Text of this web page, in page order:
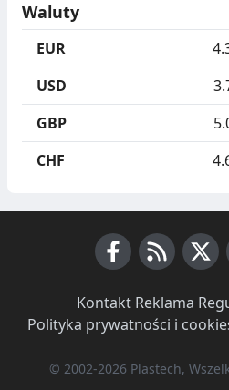
Waluty
EUR
USD
GBP
CHF
Kontakt· Reklama
Polityka prywatności i
© 2002-2026 Plastech,